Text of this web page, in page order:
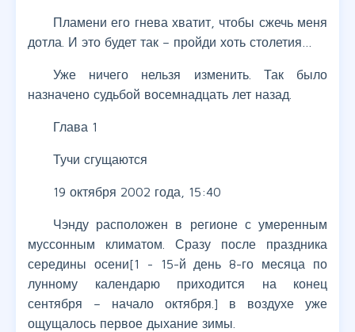
Пламени его гнева хватит, чтобы сжечь меня
дотла. И это будет так – пройди хоть столетия…
Уже ничего нельзя изменить. Так было
назначено судьбой восемнадцать лет назад.
Глава 1
Тучи сгущаются
19 октября 2002 года, 15:40
Чэнду расположен в регионе с умеренным
муссонным климатом. Сразу после праздника
середины осени[1 - 15-й день 8-го месяца по
лунному календарю приходится на конец
сентября – начало октября.] в воздухе уже
ощущалось первое дыхание зимы.